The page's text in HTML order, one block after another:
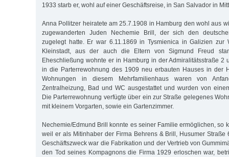
1933 starb er, wohl auf einer Geschäftsreise, in San Salvador in
Anna Pollitzer heiratete am 25.7.1908 in Hamburg den wohl aus
zugewanderten Juden Nechemie Brill, der sich den
zugelegt hatte. Er war 6.11.1869 in Tysmienica in Galizien zur
Kleinstadt, aus der auch die Eltern von Sigmund Freud
Eheschließung wohnte er in Hamburg in der Admiralitätsstraße 2
in die Parterrewohnung des 1909 neu erbauten Hauses in der
Wohnungen in diesem Mehrfamilienhaus waren von
Zentralheizung, Bad und WC ausgestattet und wurden von
Die Parterrewohnung verfügte über ein zur Straße gelegenes
mit kleinem Vorgarten, sowie ein Gartenzimmer.
Nechemie/Edmund Brill konnte es seiner Familie ermöglichen, so
weil er als Mitinhaber der Firma Behrens & Brill, Husumer Straße
Geschäftszweck war die Fabrikation und der Vertrieb von
den Tod seines Kompagnons die Firma 1929 erloschen war,